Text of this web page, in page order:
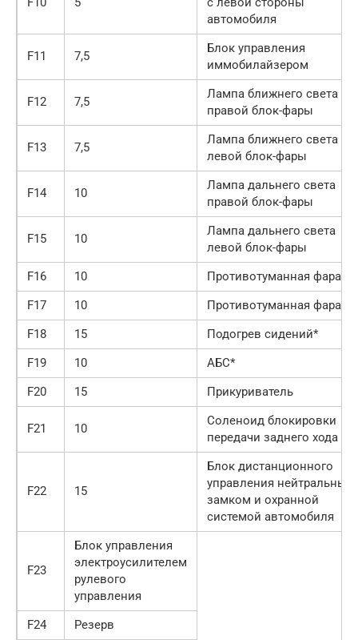
автомобиля
F11 7,5
Блок управления
иммобилайзером
F12 7,5
Лампа ближнего света
правой блок-фары
F13 7,5
Лампа ближнего света
левой блок-фары
F14 10
Лампа дальнего света
правой блок-фары
F15 10
Лампа дальнего света
левой блок-фары
F16
10
Противотуманная фара*
F17
10
Противотуманная фара*
F18
15
Подогрев сидений*
F19
10
АБС*
F20
15 Прикуриватель
F21 10
Соленоид блокировки
передачи заднего хода
F22 15
Блок дистанционного
управления нейтральным
замком и охранной
системой автомобиля
F23
Блок управления
электроусилителем
рулевого
управления
F24
Резерв